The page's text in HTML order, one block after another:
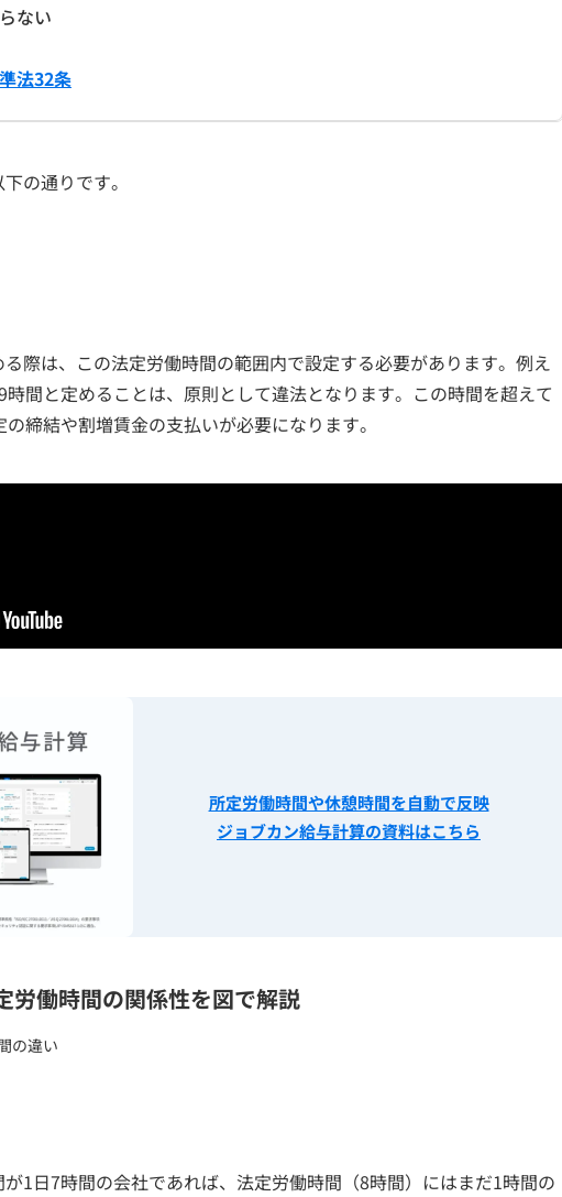
ない
法32条
の通りです。
際は、この法定労働時間の範囲内で設定する必要があります。例え
間と定めることは、原則として違法となります。この時間を超えて
締結や割増賃金の支払いが必要になります。
所定労働時間や休憩時間を自動で反映
ジョブカン給与計算の資料はこちら
労働時間の関係性を図で解説
1日7時間の会社であれば、法定労働時間（8時間）にはまだ1時間の